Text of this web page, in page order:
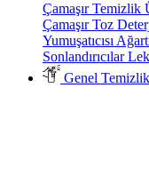
Çamaşır Temizlik
Çamaşır Toz
Yumuşatıcısı
Sonlandırıcılar
Genel